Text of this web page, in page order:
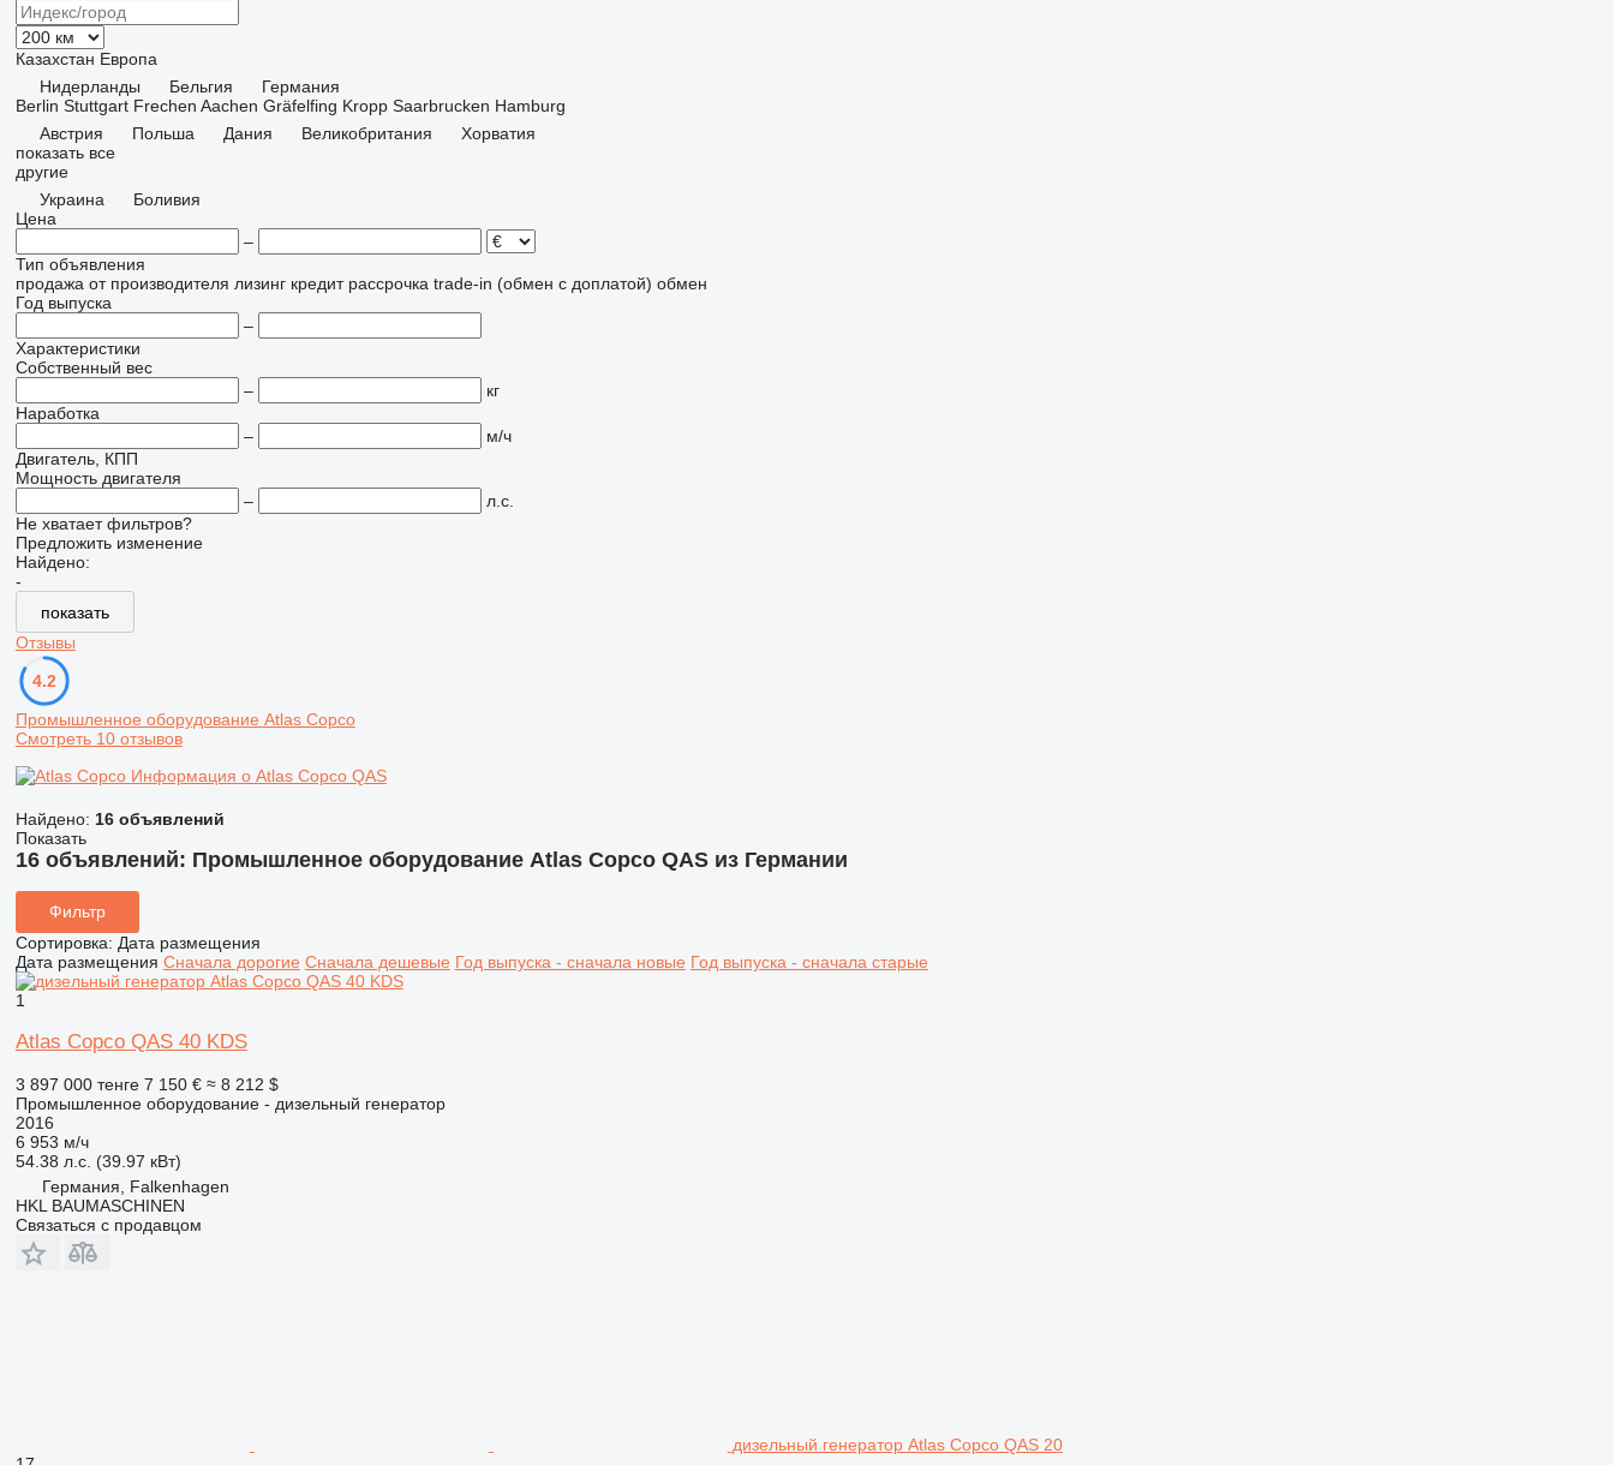
Казахстан Европа
Нидерланды
Бельгия
Германия
Berlin Stuttgart Frechen Aachen Gräfelfing Kropp Saarbrucken Hamburg
Австрия
Польша Дания Великобритания
Хорватия
показать все
другие
Украина
Боливия
Цена
–
Тип объявления
продажа от производителя лизинг кредит рассрочка trade-in (обмен с доплатой) обмен
Год выпуска
–
Характеристики
Собственный вес
–
кг
Наработка
–
м/ч
Двигатель, КПП
Мощность двигателя
–
л.с.
Не хватает фильтров?
Предложить изменение
Найдено:
-
показать
Отзывы
4.2
Промышленное оборудование Atlas Copco
Смотреть 10 отзывов
Информация о Atlas Copco QAS
Найдено: 16 объявлений
Показать
16 объявлений: Промышленное оборудование Atlas Copco QAS из Германии
Фильтр
Сортировка: Дата размещения
Дата размещения Сначала дорогие Сначала дешевые Год выпуска - сначала новые Год выпуска - сначала старые
1
Atlas Copco QAS 40 KDS
3 897 000 тенге 7 150 € ≈ 8 212 $
Промышленное оборудование - дизельный генератор
2016
6 953 м/ч
54.38 л.с. (39.97 кВт)
Германия, Falkenhagen
HKL BAUMASCHINEN
Связаться с продавцом
дизельный генератор Atlas Copco QAS 20